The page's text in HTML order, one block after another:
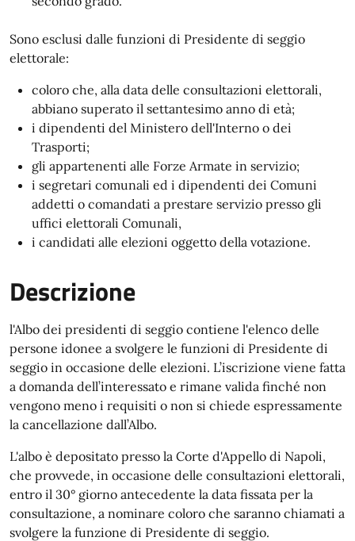
Sono esclusi dalle funzioni di Presidente di seggio
elettorale:
coloro che, alla data delle consultazioni elettorali,
abbiano superato il settantesimo anno di età;
i dipendenti del Ministero dell'Interno o dei
Trasporti;
gli appartenenti alle Forze Armate in servizio;
i segretari comunali ed i dipendenti dei Comuni
addetti o comandati a prestare servizio presso gli
uffici elettorali Comunali,
i candidati alle elezioni oggetto della votazione.
Descrizione
l'Albo dei presidenti di seggio contiene l'elenco delle
persone idonee a svolgere le funzioni di Presidente di
seggio in occasione delle elezioni. L’iscrizione viene fatta
a domanda dell’interessato e rimane valida finché non
vengono meno i requisiti o non si chiede espressamente
la cancellazione dall’Albo.
L'albo è depositato presso la Corte d'Appello di Napoli,
che provvede, in occasione delle consultazioni elettorali,
entro il 30° giorno antecedente la data fissata per la
consultazione, a nominare coloro che saranno chiamati a
svolgere la funzione di Presidente di seggio.